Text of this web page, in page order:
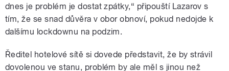
dnes je problém je dostat zpátky,“ připouští Lazarov s
tím, že se snad důvěra v obor obnoví, pokud nedojde k
dalšímu lockdownu na podzim.
Ředitel hotelové sítě si dovede představit, že by strávil
dovolenou ve stanu, problém by ale měl s jinou než